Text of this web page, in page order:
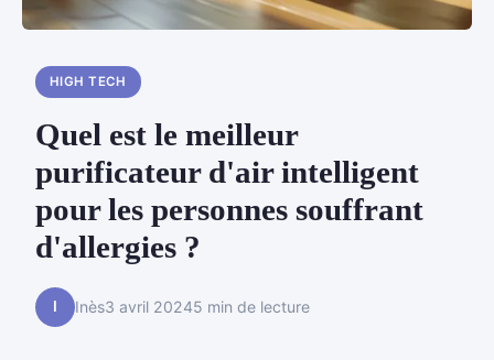
HIGH TECH
Quel est le meilleur
purificateur d'air intelligent
pour les personnes souffrant
d'allergies ?
I Inès3 avril 20245 min de lecture